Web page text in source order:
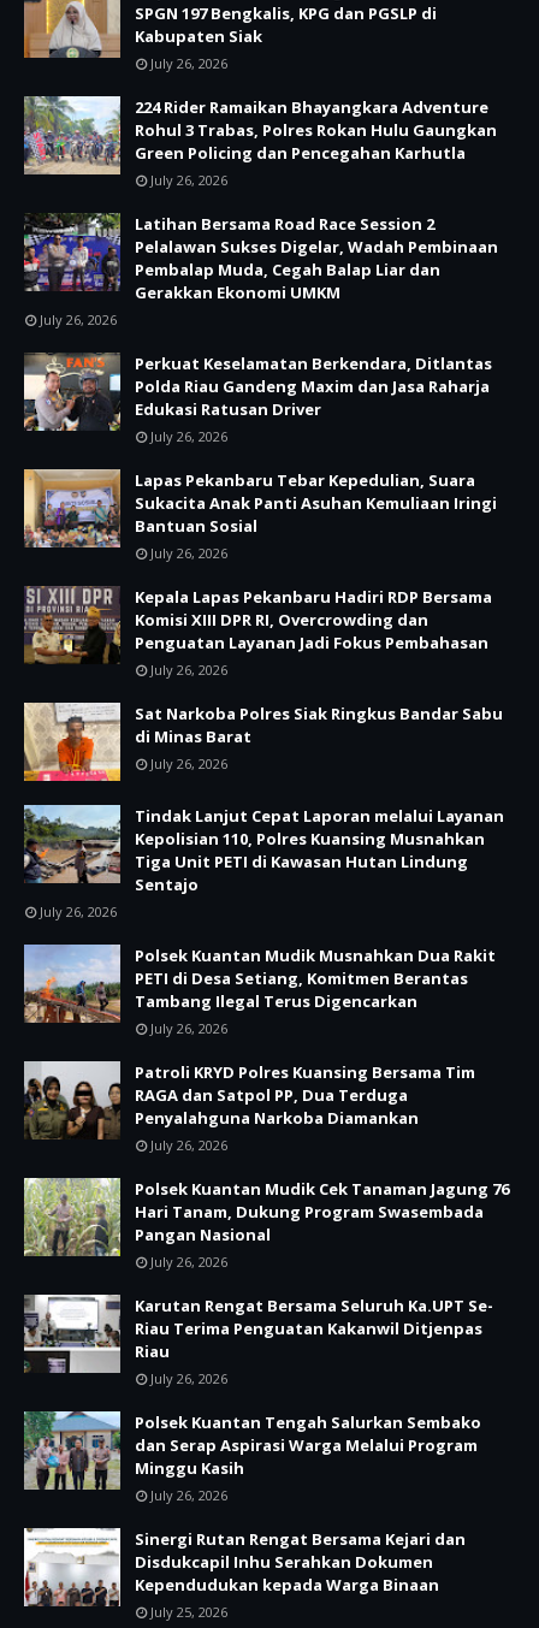
SPGN 197 Bengkalis, KPG dan PGSLP di
Kabupaten Siak
July 26, 2026
224 Rider Ramaikan Bhayangkara Adventure
Rohul 3 Trabas, Polres Rokan Hulu Gaungkan
Green Policing dan Pencegahan Karhutla
July 26, 2026
Latihan Bersama Road Race Session 2
Pelalawan Sukses Digelar, Wadah Pembinaan
Pembalap Muda, Cegah Balap Liar dan
Gerakkan Ekonomi UMKM
July 26, 2026
Perkuat Keselamatan Berkendara, Ditlantas
Polda Riau Gandeng Maxim dan Jasa Raharja
Edukasi Ratusan Driver
July 26, 2026
Lapas Pekanbaru Tebar Kepedulian, Suara
Sukacita Anak Panti Asuhan Kemuliaan Iringi
Bantuan Sosial
July 26, 2026
Kepala Lapas Pekanbaru Hadiri RDP Bersama
Komisi XIII DPR RI, Overcrowding dan
Penguatan Layanan Jadi Fokus Pembahasan
July 26, 2026
Sat Narkoba Polres Siak Ringkus Bandar Sabu
di Minas Barat
July 26, 2026
Tindak Lanjut Cepat Laporan melalui Layanan
Kepolisian 110, Polres Kuansing Musnahkan
Tiga Unit PETI di Kawasan Hutan Lindung
Sentajo
July 26, 2026
Polsek Kuantan Mudik Musnahkan Dua Rakit
PETI di Desa Setiang, Komitmen Berantas
Tambang Ilegal Terus Digencarkan
July 26, 2026
Patroli KRYD Polres Kuansing Bersama Tim
RAGA dan Satpol PP, Dua Terduga
Penyalahguna Narkoba Diamankan
July 26, 2026
Polsek Kuantan Mudik Cek Tanaman Jagung 76
Hari Tanam, Dukung Program Swasembada
Pangan Nasional
July 26, 2026
Karutan Rengat Bersama Seluruh Ka.UPT Se-
Riau Terima Penguatan Kakanwil Ditjenpas
Riau
July 26, 2026
Polsek Kuantan Tengah Salurkan Sembako
dan Serap Aspirasi Warga Melalui Program
Minggu Kasih
July 26, 2026
Sinergi Rutan Rengat Bersama Kejari dan
Disdukcapil Inhu Serahkan Dokumen
Kependudukan kepada Warga Binaan
July 25, 2026